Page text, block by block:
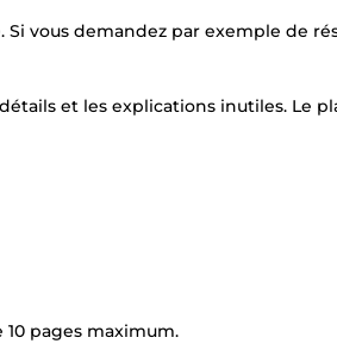
vous demandez par exemple de
et les explications inutiles. Le
pages maximum.